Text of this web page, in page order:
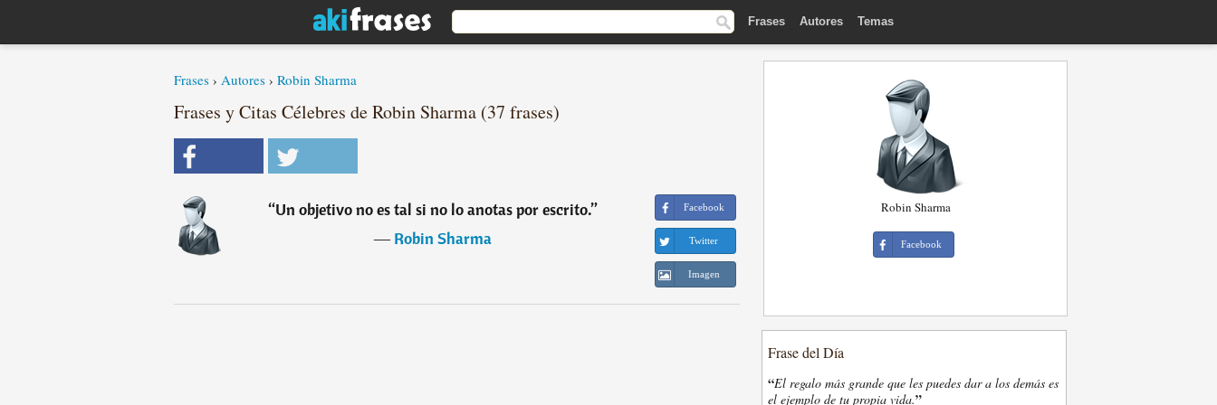
Frases Autores Temas
Frases › Autores › Robin Sharma
Frases y Citas Célebres de Robin Sharma (37 frases)
“Un objetivo no es tal si no lo anotas por escrito.”
―Robin Sharma
Facebook
Twitter
Imagen
Robin Sharma
Facebook
Frase del Día
“El regalo más grande que les puedes dar a los demás es
el ejemplo de tu propia vida.”